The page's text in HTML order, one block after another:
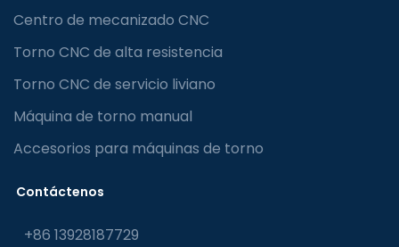
Centro de mecanizado CNC
Torno CNC de alta resistencia
Torno CNC de servicio liviano
Máquina de torno manual
Accesorios para máquinas de torno
Contáctenos
+86 13928187729